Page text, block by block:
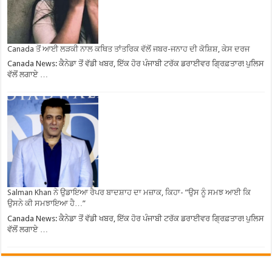
Canada ਤੋਂ ਆਈ ਲੜਕੀ ਨਾਲ ਕਥਿਤ ਤਾਂਤਰਿਕ ਵੱਲੋਂ ਜਬਰ-ਜਨਾਹ ਦੀ ਕੋਸ਼ਿਸ਼, ਕੇਸ ਦਰਜ
Canada News: ਕੈਨੇਡਾ ਤੋਂ ਵੱਡੀ ਖਬਰ, ਇੱਕ ਹੋਰ ਪੰਜਾਬੀ ਟਰੱਕ ਡਰਾਈਵਰ ਗ੍ਰਿਫ਼ਤਾਰ! ਪੁਲਿਸ
ਵੱਲੋਂ ਲਗਾਏ …
Salman Khan ਨੇ ਉਡਾਇਆ ਰੈਪਰ ਬਾਦਸ਼ਾਹ ਦਾ ਮਜ਼ਾਕ, ਕਿਹਾ- ”ਉਸ ਨੂੰ ਸਮਝ ਆਈ ਕਿ
ਉਸਨੇ ਕੀ ਸਮਝਾਇਆ ਹੈ…”
Canada News: ਕੈਨੇਡਾ ਤੋਂ ਵੱਡੀ ਖਬਰ, ਇੱਕ ਹੋਰ ਪੰਜਾਬੀ ਟਰੱਕ ਡਰਾਈਵਰ ਗ੍ਰਿਫ਼ਤਾਰ! ਪੁਲਿਸ
ਵੱਲੋਂ ਲਗਾਏ …